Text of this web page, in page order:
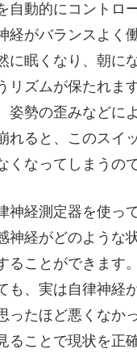
自動的にコントロ
経がバランスよく
に眠くなり、朝に
リズムが保たれま
姿勢の歪みなどに
れると、このスイ
くなってしまうので
神経測定器を使っ
神経がどのような
ることができます
も、実は自律神経
ったほど悪くなか
ることで現状を正